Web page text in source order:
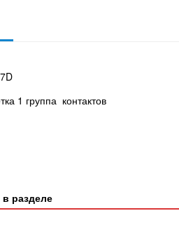
1 группа контактов
разделе